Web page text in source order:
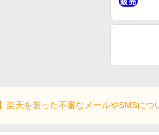
】楽天を装った不審なメールやSMSにつ